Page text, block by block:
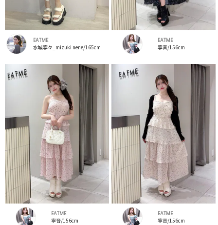
EATME
水城寧々_mizuki nene/165cm
EATME
寧音/156cm
EATME
寧音/156cm
EATME
寧音/156cm